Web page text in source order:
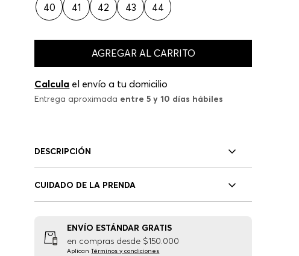
40 41 42 43 44
AGREGAR AL CARRITO
Calcula el envío a tu domicilio
Entrega aproximada entre 5 y 10 días hábiles
DESCRIPCIÓN
CUIDADO DE LA PRENDA
ENVÍO ESTÁNDAR GRATIS
en compras desde $150.000
AplicanTérminos y condiciones